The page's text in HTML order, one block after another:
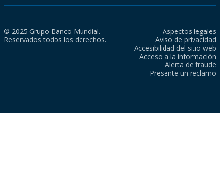
© 2025 Grupo Banco Mundial.
Reservados todos los derechos.
Aspectos legales
Aviso de privacidad
Accesibilidad del sitio web
Acceso a la información
Alerta de fraude
Presente un reclamo